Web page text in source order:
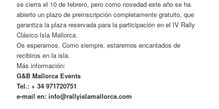
se cierra el 10 de febrero, pero como novedad este año se ha
abierto un plazo de preinscripción completamente gratuito, que
garantiza la plaza reservada para la participación en el IV Rally
Clásico Isla Mallorca.
Os esperamos. Como siempre, estaremos encantados de
recibiros en la isla.
Más información:
G&B Mallorca Events
Tel.: + 34 971720751
e-mail en: info@rallyislamallorca.com